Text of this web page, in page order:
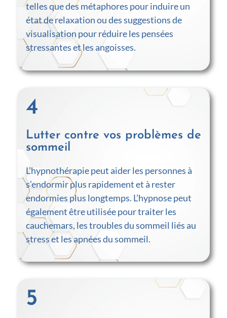
telles que des métaphores pour induire un
état de relaxation ou des suggestions de
visualisation pour réduire les pensées
stressantes et les angoisses.
4
Lutter contre vos problèmes de
sommeil
L’hypnothérapie peut aider les personnes à
s’endormir plus rapidement et à rester
endormies plus longtemps. L’hypnose peut
également être utilisée pour traiter les
cauchemars, les troubles du sommeil liés au
stress et les apnées du sommeil.
5